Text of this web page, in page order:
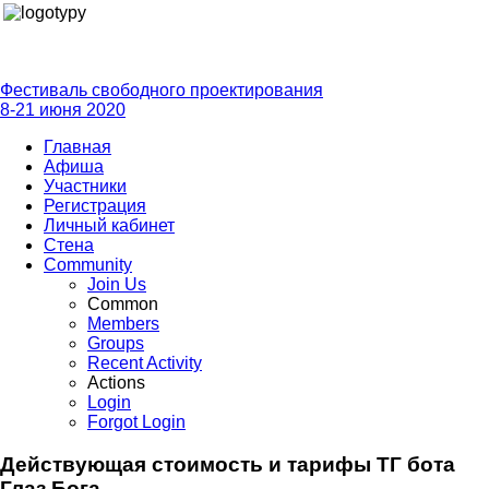
Фестиваль свободного проектирования
8-21 июня 2020
Главная
Афиша
Участники
Регистрация
Личный кабинет
Стена
Community
Join Us
Common
Members
Groups
Recent Activity
Actions
Login
Forgot Login
Действующая стоимость и тарифы ТГ бота